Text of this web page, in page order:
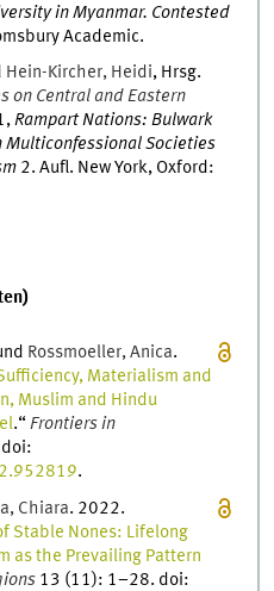
in Myanmar. Contested
Academic.
Hein-Kircher, Heidi, Hrsg.
on Central and Eastern
,Rampart Nations: Bulwark
Multiconfessional Societies
2.Aufl. New York, Oxford:
Rossmoeller,Anica.
Materialism and
Muslim and Hindu
.“Frontiers in
doi:
.
, Chiara. 2022.
Stable Nones: Lifelong
as the Prevailing Pattern
13 (11): 1–28. doi: